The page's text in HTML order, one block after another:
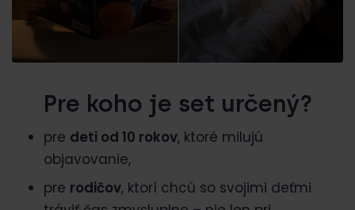
Pre koho je set určený?
pre deti od 10 rokov, ktoré milujú
objavovanie,
pre rodičov, ktorí chcú so svojimi deťmi